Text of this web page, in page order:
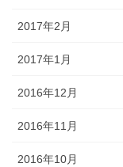
2017年2月
2017年1月
2016年12月
2016年11月
2016年10月